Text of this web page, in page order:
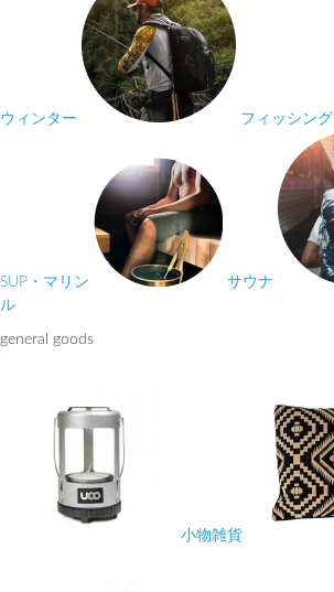
ウィンター フィッシング
SUP・マリン サウナ
ル
general goods
小物雑貨